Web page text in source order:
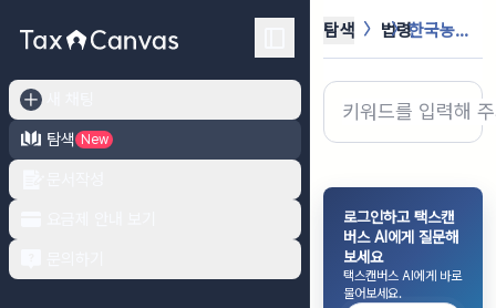
탐색
New
탐색 법령 한국농수산식품유통공사법
로그인하고 택스캔
버스 AI에게 질문해
보세요
택스캔버스 AI에게 바로
물어보세요.